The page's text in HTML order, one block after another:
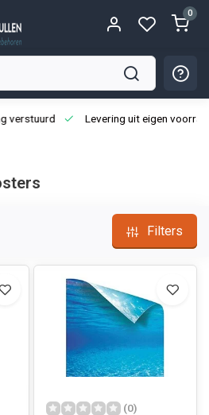
0
verstuurd Levering uit eigen
Filters
(0)